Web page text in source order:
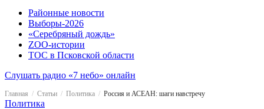
Районные новости
Выборы-2026
«Серебряный дождь»
ZOO-истории
ТОС в Псковской области
Слушать радио «7 небо» онлайн
Главная Статьи Политика Россия и АСЕАН: шаги навстречу
Политика